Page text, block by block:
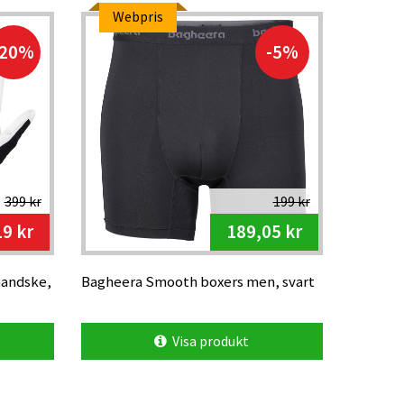
399 kr
kr
Webpris
-5%
199 kr
189,05 kr
Bagheera Smooth boxers men, svart
Visa produkt